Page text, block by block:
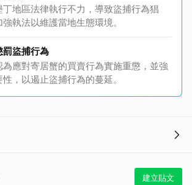
地區法律執行不力，導致盜捕行為猖
執法以維護當地生態環境。
罰盜捕行為
應對寄居蟹的買賣行為實施重懲，並強
，以遏止盜捕行為的蔓延。
建立貼文